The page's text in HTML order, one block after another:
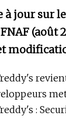
à jour sur
(août
: